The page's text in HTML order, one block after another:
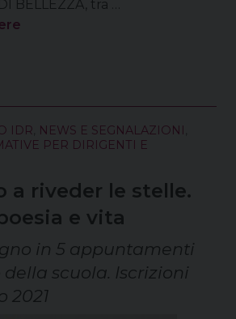
BELLEZZA, tra …
IDR NEWS E SEGNALAZIONI
PER DIRIGENTI E
a riveder le stelle.
e vita
in 5 appuntamenti
scuola. Iscrizioni
2021